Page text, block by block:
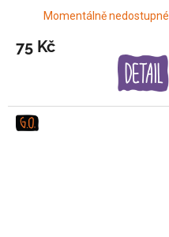
varianta
Momentálně nedostupné
75 Kč